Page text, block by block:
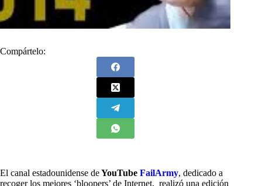
Compártelo:
El canal estadounidense deYouTube FailArmy, dedicado a
recoger los mejores ‘bloopers’ de Internet, realizó una edición